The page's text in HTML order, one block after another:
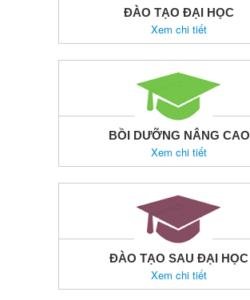
ĐÀO TẠO ĐẠI HỌC
Xem chi tiết
BỒI DƯỠNG NÂNG CAO
Xem chi tiết
ĐÀO TẠO SAU ĐẠI HỌC
Xem chi tiết